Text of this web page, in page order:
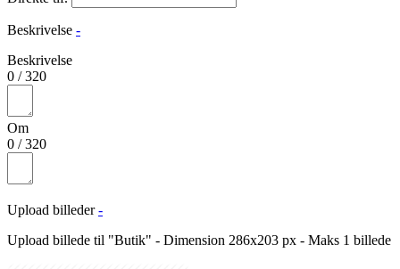
Beskrivelse -
Beskrivelse
0 /320
Om
0 /320
Upload billeder -
Upload billede til "Butik" - Dimension 286x203 px - Maks 1 billede